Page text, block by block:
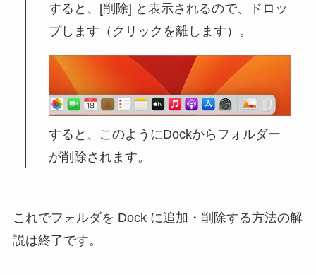
すると、[削除] と表示されるので、ドロッ
プします（クリックを離します）。
すると、このようにDockからフォルダー
が削除されます。
これでフォルダを Dock に追加・削除する方法の解
説は終了です。